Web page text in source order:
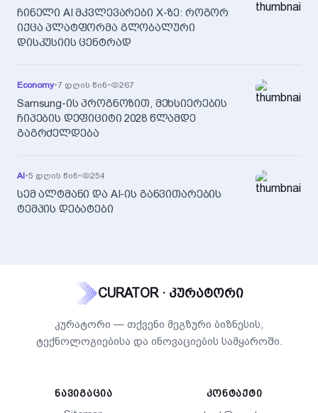
ჩინელი AI მკვლევარები X-ზე: როგორ
იქცა პლატფორმა გლობალური
დისკუსიის ცენტრად
Economy•7 დღის წინ• 267
Samsung-ის პროგნოზით, მეხსიერების
ჩიპების დეფიციტი 2028 წლამდე
გაგრძელდება
AI•5 დღის წინ• 254
სემ ალტმანი და AI-ის განვითარების
ტემპის დებატები
CURATOR · კურატორი
კურატორი — თქვენი მეგზური ბიზნესის,
ტექნოლოგიებისა და ინოვაციების სამყაროში.
ᲜᲐᲕᲘᲒᲐᲪᲘᲐ ᲙᲝᲜᲢᲐᲥᲢᲘ